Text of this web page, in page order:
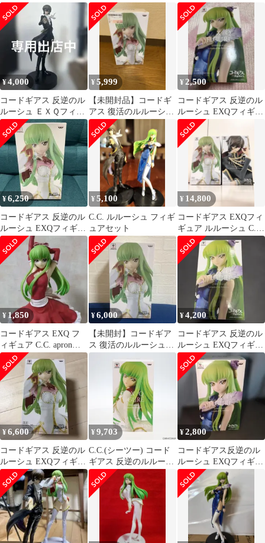
ンペルージ C.C.
フィギュア 4体セット
ESPRESTO 5体セット
¥4,000
コードギアス 反逆のル
ルーシュ ＥＸＱフィギ
ュア ルルーシュ・ラ
ンペルージ
¥5,999
【未開封品】コードギ
アス 復活のルルーシュ
EXQフィギュア C.C.
¥ 2,500
コードギアス 反逆のル
ルーシュ EXQフィギュ
ア C.C.
¥6,250
コードギアス 反逆のル
ルーシュ EXQフィギュ
ア C.C. Pilot suit
¥5,100
C.C. ルルーシュ フィギ
ュアセット
¥ 14,800
コードギアス EXQフィ
ギュア ルルーシュ C.C.
2種セット
¥1,850
コードギアス EXQ フ
ィギュア C.C. apron
style フィギュア
¥6,000
【未開封】コードギア
ス 復活のルルーシュ
¥4,200
コードギアス 反逆のル
ルーシュ EXQフィギュ
ア C.C.
¥6,600
コードギアス 反逆のル
ルーシュ EXQフィギュ
ア C.C. Pilot suit
¥9,703
C.C.(シーツー) コード
ギアス 反逆のルルーシ
ュ EXQフィギュア〜
C.C. Pilot suit〜 プライ
ズ(38405) バンプレスト
¥2,800
コードギアス反逆のル
ルーシュ EXQフィギュ
ア〜C.C.〜